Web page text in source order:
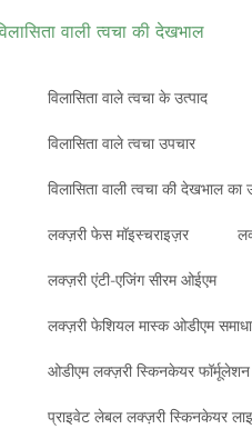
वाली त्वचा की देखभाल
विलासिता वाले त्वचा के उत्पाद
विलासिता वाले त्वचा उपचार
विलासिता वाली त्वचा की देखभाल का
लक्ज़री फेस मॉइस्चराइज़र
लक्ज़री एंटी-एजिंग सीरम ओईएम
लक्ज़री फेशियल मास्क ओडीएम
ओडीएम लक्ज़री स्किनकेयर फॉर्मूलेशन
प्राइवेट लेबल लक्ज़री स्किनकेयर